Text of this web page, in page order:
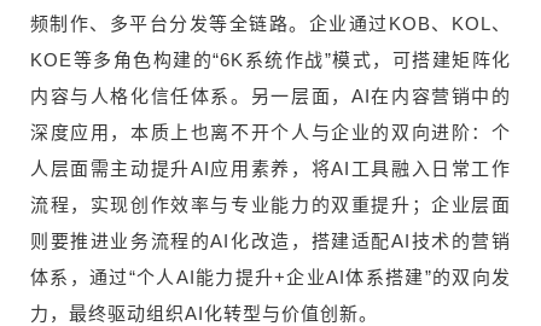
频制作、多平台分发等全链路。企业通过KOB、KOL、
KOE等多角色构建的“6K系统作战”模式，可搭建矩阵化
内容与人格化信任体系。另一层面，AI在内容营销中的
深度应用，本质上也离不开个人与企业的双向进阶：个
人层面需主动提升AI应用素养，将AI工具融入日常工作
流程，实现创作效率与专业能力的双重提升；企业层面
则要推进业务流程的AI化改造，搭建适配AI技术的营销
体系，通过“个人AI能力提升+企业AI体系搭建”的双向发
力，最终驱动组织AI化转型与价值创新。